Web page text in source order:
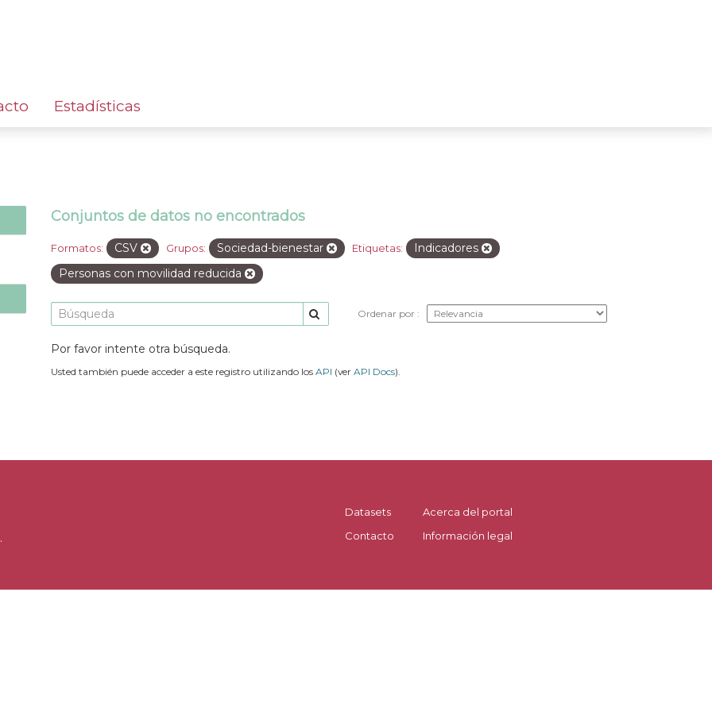
Estadísticas
Conjuntos de datos no encontrados
Formatos: CSV Grupos: Sociedad-bienestar Etiquetas:
Indicadores
Personas con movilidad reducida
Ordenar por
Por favor intente otra búsqueda.
Usted también puede acceder a este registro utilizando los API (ver API Docs).
Datasets
Contacto
Acerca del portal
Información legal